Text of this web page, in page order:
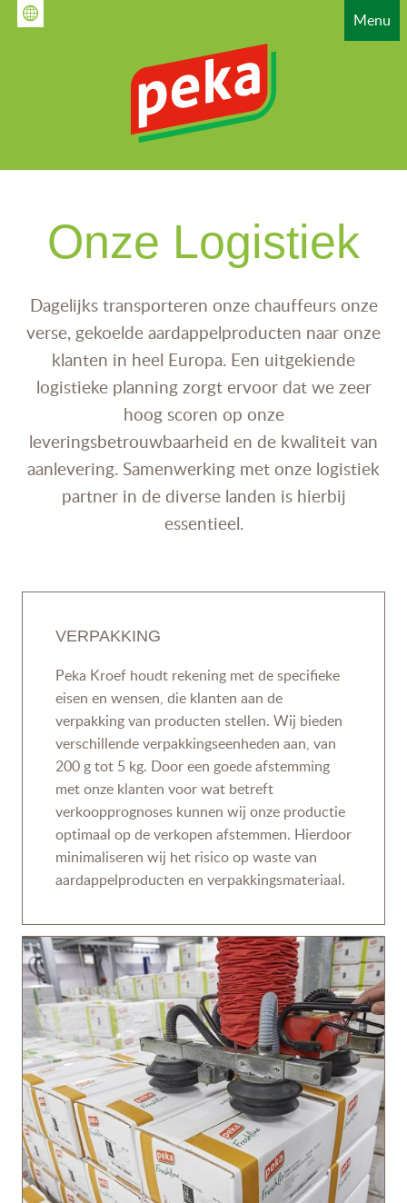
Overslaan
Menu
HAUPTNAVIGATION
Onze Logistiek
Dagelijks transporteren onze chauffeurs onze
verse, gekoelde aardappelproducten naar onze
klanten in heel Europa. Een uitgekiende
logistieke planning zorgt ervoor dat we zeer
hoog scoren op onze
leveringsbetrouwbaarheid en de kwaliteit van
aanlevering. Samenwerking met onze logistiek
partner in de diverse landen is hierbij
essentieel.
VERPAKKING
Peka Kroef houdt rekening met de specifieke
eisen en wensen, die klanten aan de
verpakking van producten stellen. Wij bieden
verschillende verpakkingseenheden aan, van
200 g tot 5 kg. Door een goede afstemming
met onze klanten voor wat betreft
verkoopprognoses kunnen wij onze productie
optimaal op de verkopen afstemmen. Hierdoor
minimaliseren wij het risico op waste van
aardappelproducten en verpakkingsmateriaal.